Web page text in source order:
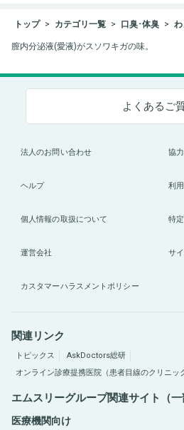
トップ カテゴリ一覧 口臭･体臭
膣内分泌液(愛液)がスソワキガの味。
よくあるご
法人のお問い合わせ 協
ヘルプ 利
個人情報の取扱について 特
運営会社 サ
カスタマーハラスメントポリシー
関連リンク
トピックス
AskDoctors総研
オンライン診療提携医院（患者目線のクリニッ
エムスリーグループ関連サイト（一
医療機関向け